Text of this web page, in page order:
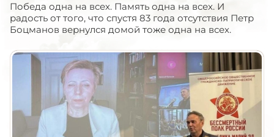
Победа одна на всех. Память одна на всех. И
радость от того, что спустя 83 года отсутствия Петр
Боцманов вернулся домой тоже одна на всех.